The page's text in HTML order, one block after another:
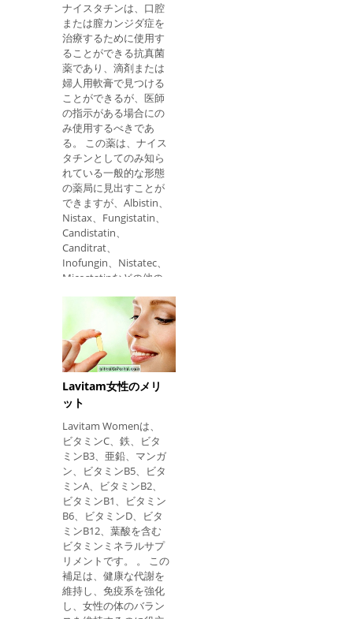
は、治療すべき問題お
よび患者の年齢に依存
する： 1.小児滴 6ヶ月
齢の子供 ：推奨用量
は、医者によって指示
され、6〜8時間の間隔
で、1日3〜4回投与さ
れる、体重1kgあたり
1〜2滴が推奨されるべ
きである。 30kgを超え
る小児 ：通常、最大推
奨用量は200mgで、イ
ブプロフェン50mg /
ml 40滴またはイブプロ
フェン100mg / ml 20滴
に相当します。 成人 ：
通常、イブプロフェン
100mg / mlの80滴に相
当する200mgと800mg
の間の用量は、毎日
3〜4回投与される。 2.
錠剤 イブプロフェン
200mg： 成人と12歳以
上の子供には、1~4錠
を1日3~4回、最少4時
間の間隔で服用するこ
とをお勧めします。
ナイスタチンは、口腔
または膣カンジダ症を
治療するために使用す
ることができる抗真菌
薬であり、滴剤または
婦人用軟膏で見つける
ことができるが、医師
の指示がある場合にの
み使用するべきであ
る。 この薬は、ナイス
タチンとしてのみ知ら
れている一般的な形態
の薬局に見出すことが
できますが、Albistin、
Nistax、Fungistatin、
Candistatin、
Canditrat、
Inofungin、Nistatec、
Micostatinなどの他の
とができます。 価格帯
ナイスタチンは平均
20〜30レアです。 それ
は何のためですか 経口
サスペンション：経口
（突発性）、食道およ
び腸カンジダ症の治療
のため; 膣クリーム：膣
カンジダ症の治療用。
使用方法 滴を適用する
には、義歯をきれいに
するなど、適切に口を
洗浄する必要がありま
す。 内容物は飲み込む
前にできるだけ口の中
に入れておくべきであ
り、乳児では口の両側
に半分の量を塗布する
べきである。 ナイスタ
チン滴下： 成人：5〜
10mI、1日3〜4回。 未
Lavitam女性のメリ
ット
Lavitam Womenは、
ビタミンC、鉄、ビタ
ミンB3、亜鉛、マンガ
ン、ビタミンB5、ビタ
ミンA、ビタミンB2、
ビタミンB1、ビタミン
B6、ビタミンD、ビタ
ミンB12、葉酸を含む
ビタミンミネラルサプ
リメントです。 。 この
補足は、健康な代謝を
維持し、免疫系を強化
し、女性の体のバラン